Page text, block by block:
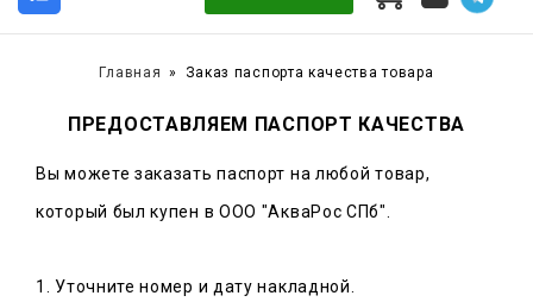
Главная Заказ паспорта качества товара
ПРЕДОСТАВЛЯЕМ ПАСПОРТ КАЧЕСТВА
Вы можете заказать паспорт на любой товар,
который был купен в ООО "АкваРос СПб".
1. Уточните номер и дату накладной.